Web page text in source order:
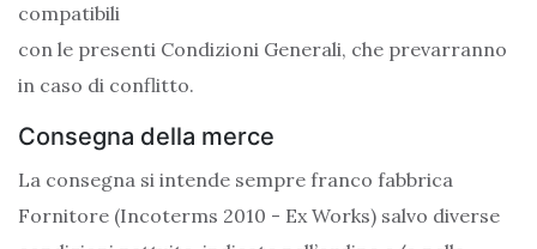
compatibili
con le presenti Condizioni Generali, che prevarranno
in caso di conflitto.
Consegna della merce
La consegna si intende sempre franco fabbrica
Fornitore (Incoterms 2010 - Ex Works) salvo diverse